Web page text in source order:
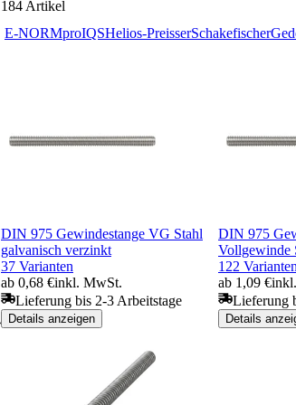
184 Artikel
E-NORMproIQSHelios-PreisserSchakefischer
DIN 975 Gewindestange VG Stahl
galvanisch verzinkt
37 Varianten
ab 0,68 €inkl. MwSt.
Lieferung bis 2-3 Arbeitstage
Details anzeigen
DIN 975
Vollgewinde
122 Varianten
ab 1,09 €
Lieferung
Details